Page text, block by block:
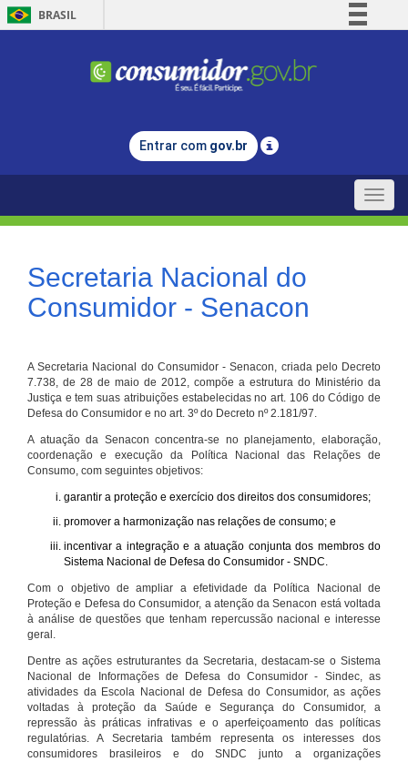
BRASIL
Comunica BR
Legislação
Entrar com gov.br
Toggle
Secretaria Nacional do
Consumidor - Senacon
A Secretaria Nacional do Consumidor - Senacon, criada pelo Decreto
7.738, de 28 de maio de 2012, compõe a estrutura do Ministério da
Justiça e tem suas atribuições estabelecidas no art. 106 do Código de
Defesa do Consumidor e no art. 3º do Decreto nº 2.181/97.
A atuação da Senacon concentra-se no planejamento, elaboração,
coordenação e execução da Política Nacional das Relações de
Consumo, com seguintes objetivos:
garantir a proteção e exercício dos direitos dos consumidores;
promover a harmonização nas relações de consumo; e
incentivar a integração e a atuação conjunta dos membros do
Sistema Nacional de Defesa do Consumidor - SNDC.
Com o objetivo de ampliar a efetividade da Política Nacional de
Proteção e Defesa do Consumidor, a atenção da Senacon está voltada
à análise de questões que tenham repercussão nacional e interesse
geral.
Dentre as ações estruturantes da Secretaria, destacam-se o Sistema
Nacional de Informações de Defesa do Consumidor - Sindec, as
atividades da Escola Nacional de Defesa do Consumidor, as ações
voltadas à proteção da Saúde e Segurança do Consumidor, a
repressão às práticas infrativas e o aperfeiçoamento das políticas
regulatórias. A Secretaria também representa os interesses dos
consumidores brasileiros e do SNDC junto a organizações